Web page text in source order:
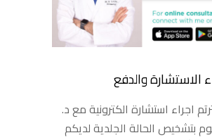
الاستشارة والدفع
اجراء استشارة الكترونية مع د.
بتشخيص الحالة الجلدية لديكم